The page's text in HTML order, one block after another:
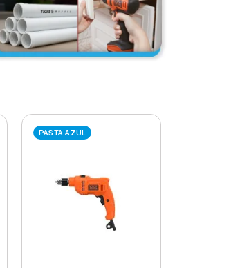
PASTA AZUL